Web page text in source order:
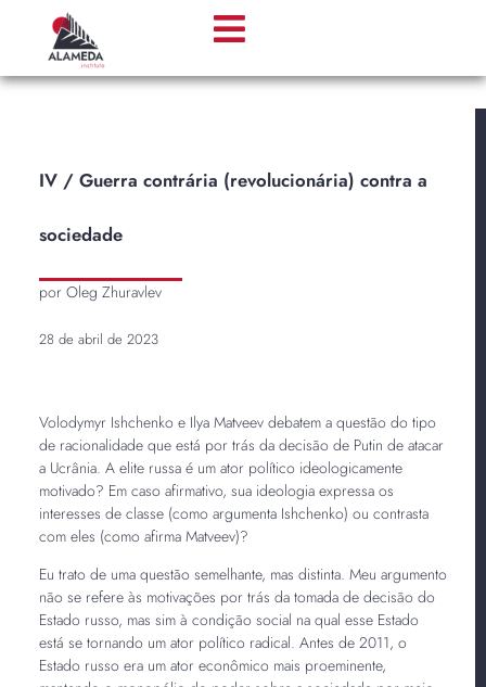
IV / Guerra contrária (revolucionária) contra a
sociedade
por Oleg Zhuravlev
28 de abril de 2023
Volodymyr Ishchenko e Ilya Matveev debatem a questão do tipo
de racionalidade que está por trás da decisão de Putin de atacar
a Ucrânia. A elite russa é um ator político ideologicamente
motivado? Em caso afirmativo, sua ideologia expressa os
interesses de classe (como argumenta Ishchenko) ou contrasta
com eles (como afirma Matveev)?
Eu trato de uma questão semelhante, mas distinta. Meu argumento
não se refere às motivações por trás da tomada de decisão do
Estado russo, mas sim à condição social na qual esse Estado
está se tornando um ator político radical. Antes de 2011, o
Estado russo era um ator econômico mais proeminente,